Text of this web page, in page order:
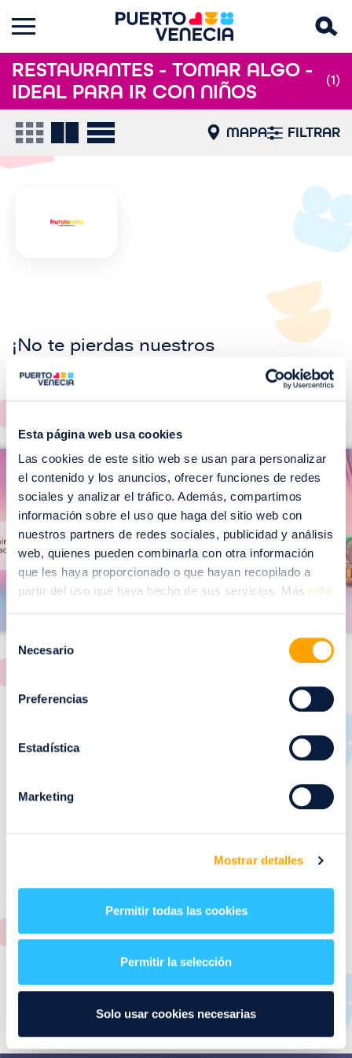
Esta página web usa cookies
Las cookies de este sitio web se usan para personalizar
el contenido y los anuncios, ofrecer funciones de redes
sociales y analizar el tráfico. Además, compartimos
información sobre el uso que haga del sitio web con
nuestros partners de redes sociales, publicidad y análisis
web, quienes pueden combinarla con otra información
que les haya proporcionado o que hayan recopilado a
partir del uso que haya hecho de sus servicios. Más info
Selección
Necesario
Preferencias
Estadística
Marketing
Mostrar detalles
Permitir todas las cookies
Permitir la selección
Solo usar cookies necesarias
RESTAURANTES - TOMAR ALGO -
IDEAL PARA IR CON NIÑOS
(1)
MAPA FILTRAR
¡No te pierdas nuestros
EVENTOS!
Ver todos >
m
a
g
n
I
m
RESTAURANTES
de Puerto Venecia
restaurantes de Puerto Venecia. Descubre las mejores
cada una de nuestras marcas. Sus datos de contacto y
también un plano de los restaurantes para que
consultar o el alfabeto desplegable para navegar por